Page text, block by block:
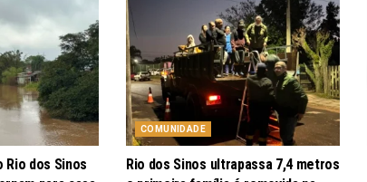
Rio dos Sinos
COMUNIDADE
Rio dos Sinos ultrapassa 7,4 metros